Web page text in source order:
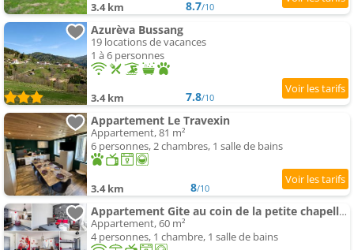
3.4 km 8.7/10
Azurèva Bussang
19 locations de vacances
1 à 6 personnes
3.4 km 7.8/10
Appartement Le Travexin
Appartement, 81 m²
6 personnes, 2 chambres, 1 salle de bains
3.4 km 8/10
Appartement Gite au coin de la petite chapelle gitesdes2vallees
Appartement, 60 m²
4 personnes, 1 chambre, 1 salle de bains